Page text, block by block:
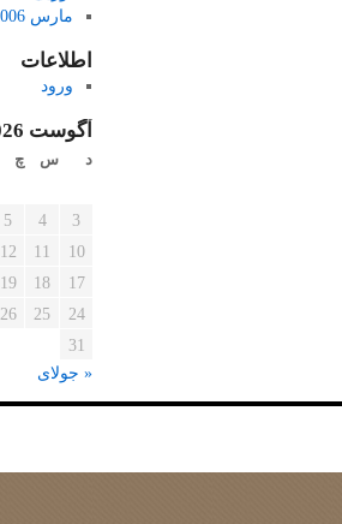
مارس 2006
اطلاعات
ورود
آگوست 2026
د س چ
3
4
5
10
11
12
17
18
19
24
25
26
31
« جولای